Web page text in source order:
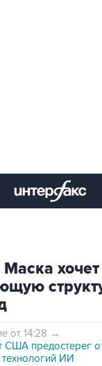
хочет
от 14:28 →
США предостерег
ИИ